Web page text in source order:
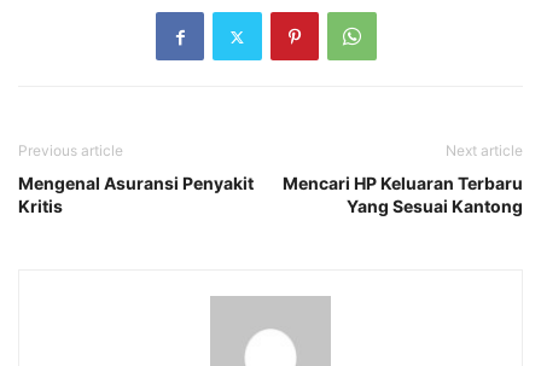
Previous article
Mengenal Asuransi Penyakit
Kritis
Next article
Mencari HP Keluaran Terbaru
Yang Sesuai Kantong